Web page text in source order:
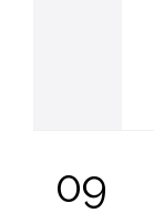
09